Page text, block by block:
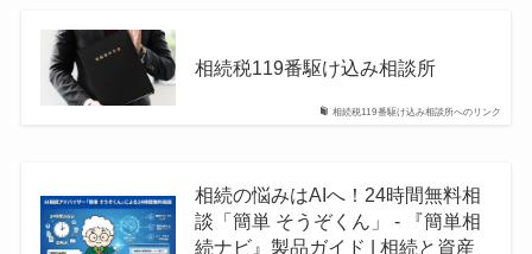
相続税119番駆け込み相談所へのリンク
相続税119番駆け込み相談所
相続の悩みはAIへ！24時間無料相
談「簡単 そうぞくん」 - 『簡単相
続ナビ』製品ガイド | 相続と資産